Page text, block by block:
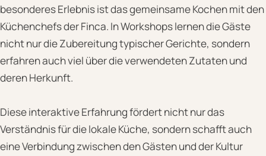
besonderes Erlebnis ist das gemeinsame Kochen mit den
Küchenchefs der Finca. In Workshops lernen die Gäste
nicht nur die Zubereitung typischer Gerichte, sondern
erfahren auch viel über die verwendeten Zutaten und
deren Herkunft.
Diese interaktive Erfahrung fördert nicht nur das
Verständnis für die lokale Küche, sondern schafft auch
eine Verbindung zwischen den Gästen und der Kultur